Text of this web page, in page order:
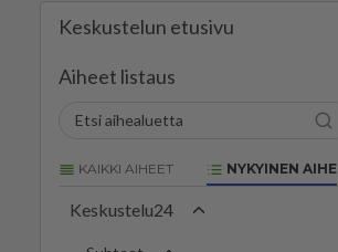
Keskustelun etusivu
Aiheet listaus
KAIKKI AIHEET NYKYINEN AIHE
Keskustelu24